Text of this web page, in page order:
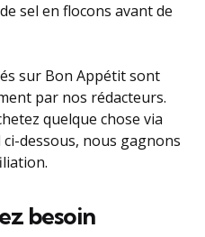
sel en flocons avant de
sur Bon Appétit sont
par nos rédacteurs.
quelque chose via
dessous, nous gagnons
besoin